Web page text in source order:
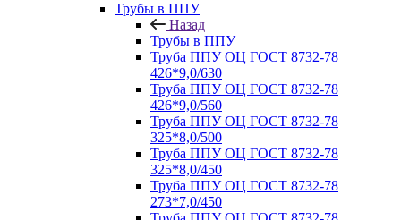
Трубы в ППУ
Назад
Трубы в ППУ
Труба ППУ ОЦ ГОСТ 8732-78
426*9,0/630
Труба ППУ ОЦ ГОСТ 8732-78
426*9,0/560
Труба ППУ ОЦ ГОСТ 8732-78
325*8,0/500
Труба ППУ ОЦ ГОСТ 8732-78
325*8,0/450
Труба ППУ ОЦ ГОСТ 8732-78
273*7,0/450